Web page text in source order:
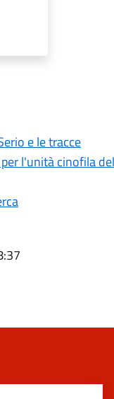
e le tracce
l'unità cinofila